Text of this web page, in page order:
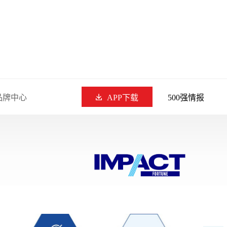
牌中心 APP下载 500强情报